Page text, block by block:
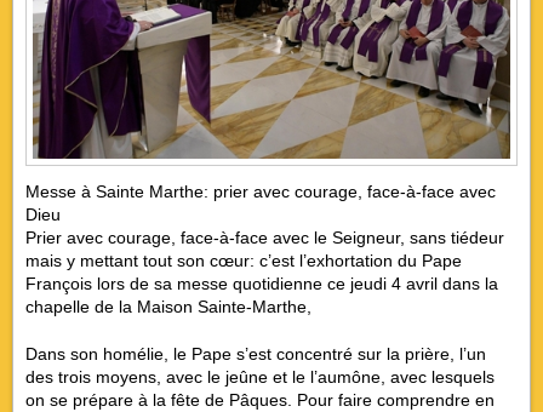
Messe à Sainte Marthe: prier avec courage, face-à-face avec
Dieu
Prier avec courage, face-à-face avec le Seigneur, sans tiédeur
mais y mettant tout son cœur: c’est l’exhortation du Pape
François lors de sa messe quotidienne ce jeudi 4 avril dans la
chapelle de la Maison Sainte-Marthe,
Dans son homélie, le Pape s’est concentré sur la prière, l’un
des trois moyens, avec le jeûne et le l’aumône, avec lesquels
on se prépare à la fête de Pâques. Pour faire comprendre en